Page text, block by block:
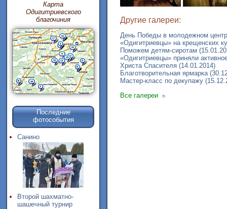
Карта
Одигитриевского
благочиния
Последние
фотособытия
Санино
Второй шахматно-
шашечный турнир
Другие галереи:
День Победы в молодежном
«Одигитриевцы» на крещенских
Поможем детям-сиротам
«Одигитриевцы» приняли
Христа Спасителя (14.01.2014)
Благотворительная ярмарка
Мастер-класс по декупажу
Все галереи